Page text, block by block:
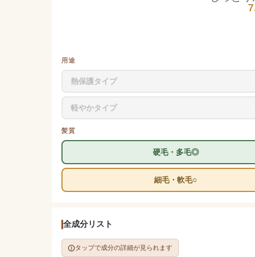
用途
熱保護タイプ
軽やかタイプ
髪質
硬毛・多毛◎
細毛・軟毛○
全成分リスト
タップで成分の詳細が見られます